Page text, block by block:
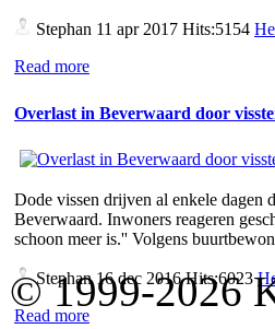
Stephan 11 apr 2017 Hits:5154
Read more
Overlast in Beverwaard door
Dode vissen drijven al enkele dagen
Beverwaard. Inwoners reageren
schoon meer is.'' Volgens
Stephan16 dec 2016 Hits:6023
Read more
© 1999-2026